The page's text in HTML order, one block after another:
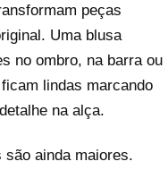
peças
Uma blusa
no ombro, na barra ou
lindas marcando
na alça.
ainda maiores.